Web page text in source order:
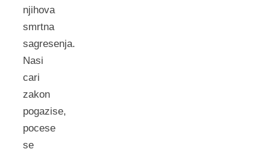
njihova
smrtna
sagresenja.
Nasi
cari
zakon
pogazise,
pocese
se